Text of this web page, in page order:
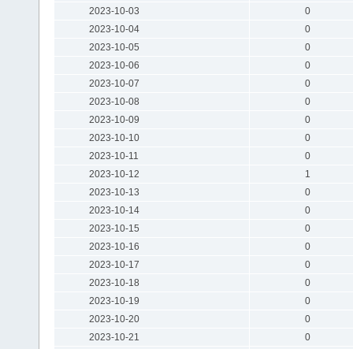
2023-10-03
0
2023-10-04
0
2023-10-05
0
2023-10-06
0
2023-10-07
0
2023-10-08
0
2023-10-09
0
2023-10-10
0
2023-10-11
0
2023-10-12
1
2023-10-13
0
2023-10-14
0
2023-10-15
0
2023-10-16
0
2023-10-17
0
2023-10-18
0
2023-10-19
0
2023-10-20
0
2023-10-21
0